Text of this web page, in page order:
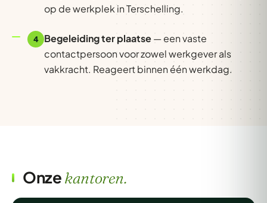
op de werkplek in Terschelling.
4 Begeleiding ter plaatse— een vaste
contactpersoon voor zowel werkgever als
vakkracht. Reageert binnen één werkdag.
Onzekantoren.